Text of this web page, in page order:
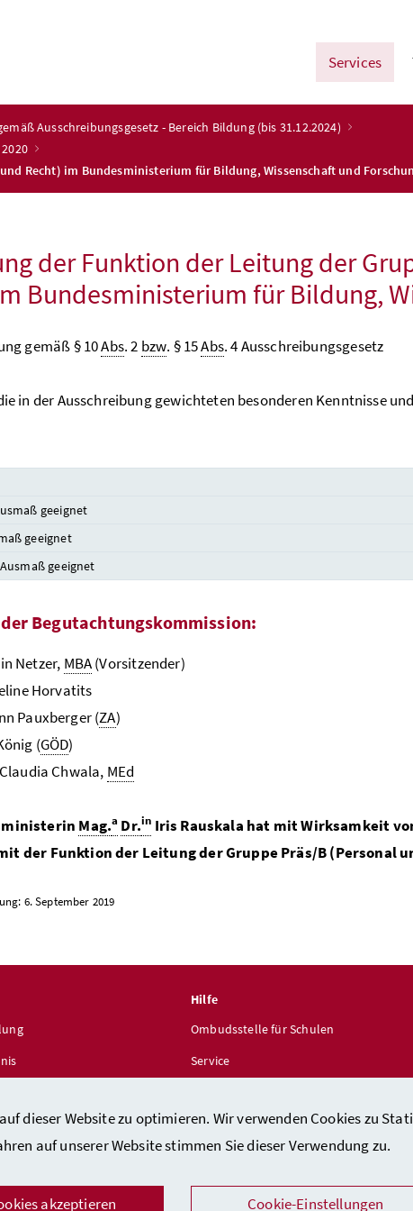
dieser Website zu optimieren. Wir verwenden Cookies zu
auf unserer Website stimmen Sie dieser Verwendung zu.
akzeptieren Cookie-Einstellungen
Services
Ausschreibungsgesetz - Bereich Bildung (bis 31.12.2024)
Recht) im Bundesministerium für Bildung, Wissenschaft und
der Funktion der Leitung der
Bundesministerium für Bildung,
gemäß § 10Abs. 2 bzw. § 15Abs. 4 Ausschreibungsgesetz
in der Ausschreibung gewichteten besonderen Kenntnisse
geeignet
geeignet
geeignet
Begutachtungskommission:
Netzer, MBA(Vorsitzender)
Horvatits
Pauxberger (ZA)
(GÖD)
Claudia Chwala, MEd
Mag.a Dr.in Iris Rauskala hat mit Wirksamkeit
der Funktion der Leitung der Gruppe Präs/B (Personal
6. September 2019
Hilfe
Ombudsstelle für Schulen
Service